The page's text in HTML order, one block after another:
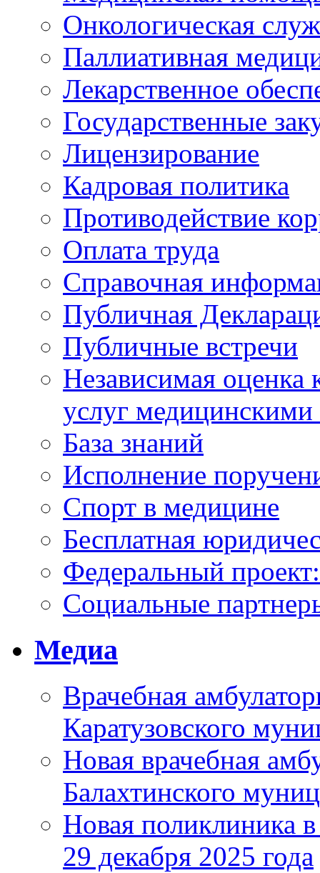
Онкологическая
Паллиативная
Лекарственное
Государственные
Лицензирование
Кадровая политика
Противодействие
Оплата труда
Справочная
Публичная
Публичные встречи
Независимая оценка
услуг
База знаний
Исполнение
Спорт в медицине
Бесплатная
Федеральный
Социальные
Медиа
Врачебная
Каратузовского
Новая врачебная
Балахтинского
Новая поликлиника
29 декабря 2025 года